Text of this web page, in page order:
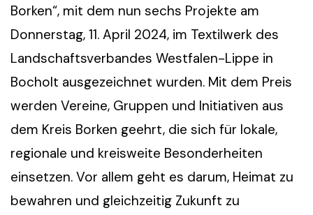
Borken“, mit dem nun sechs Projekte am
Donnerstag, 11. April 2024, im Textilwerk des
Landschaftsverbandes Westfalen-Lippe in
Bocholt ausgezeichnet wurden. Mit dem Preis
werden Vereine, Gruppen und Initiativen aus
dem Kreis Borken geehrt, die sich für lokale,
regionale und kreisweite Besonderheiten
einsetzen. Vor allem geht es darum, Heimat zu
bewahren und gleichzeitig Zukunft zu